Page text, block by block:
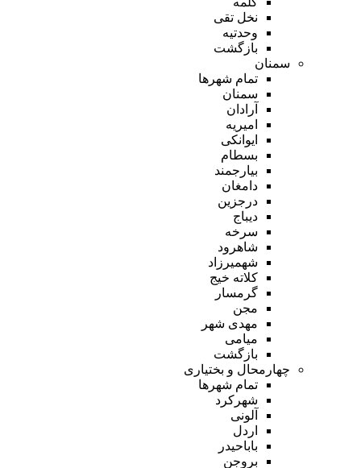
نخل تقی
وحدتیه
بازگشت
سمنان
تمام شهر‌ها
سمنان
آرادان
امیریه
ایوانکی
بسطام
بیارجمند
دامغان
درجزین
دیباج
سرخه
شاهرود
شهمیرزاد
کلاته خیج
گرمسار
مجن
مهدی شهر
میامی
بازگشت
چهارمحال و بختیاری
تمام شهر‌ها
شهرکرد
آلونی
اردل
باباحیدر
بروجن